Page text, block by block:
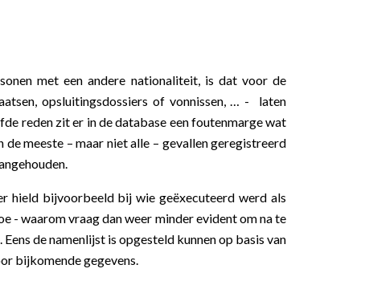
met een andere nationaliteit, is dat voor de
opsluitingsdossiers of vonnissen, … - laten
reden zit er in de database een foutenmarge wat
meeste – maar niet alle – gevallen geregistreerd
hield bijvoorbeeld bij wie geëxecuteerd werd als
- waarom vraag dan weer minder evident om na te
de namenlijst is opgesteld kunnen op basis van
bijkomende gegevens.